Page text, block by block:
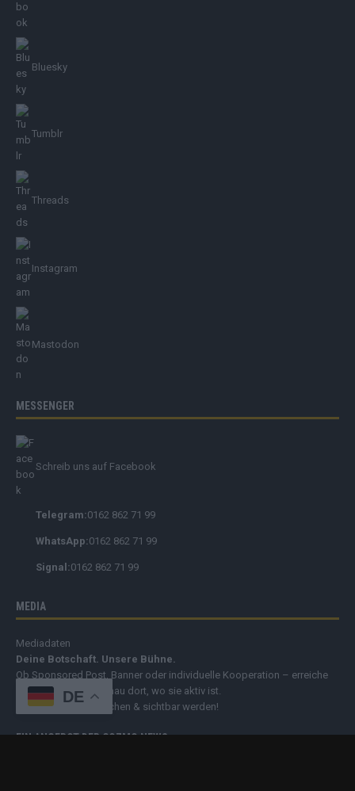
Bluesky
Tumblr
Threads
Instagram
Mastodon
MESSENGER
Schreib uns auf Facebook
Telegram:0162 862 71 99
WhatsApp:0162 862 71 99
Signal:0162 862 71 99
MEDIA
Mediadaten
Deine Botschaft. Unsere Bühne.
Ob Sponsored Post, Banner oder individuelle Kooperation – erreiche
Deine Zielgruppe genau dort, wo sie aktiv ist.
Jetzt Werbung buchen & sichtbar werden!
EIN ANGEBOT DER COZMO NEWS
DE